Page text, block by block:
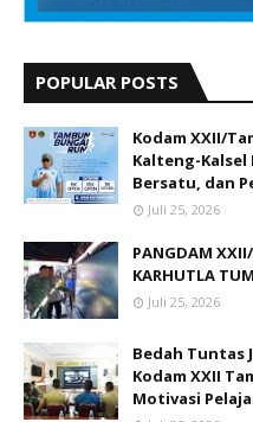
POPULAR POSTS
Kodam XXII/
Kalteng-Kalsel
Bersatu, dan
Juli 25, 2026
PANGDAM
KARHUTLA
Juli 25, 2026
Bedah Tuntas
Kodam XXII
Motivasi